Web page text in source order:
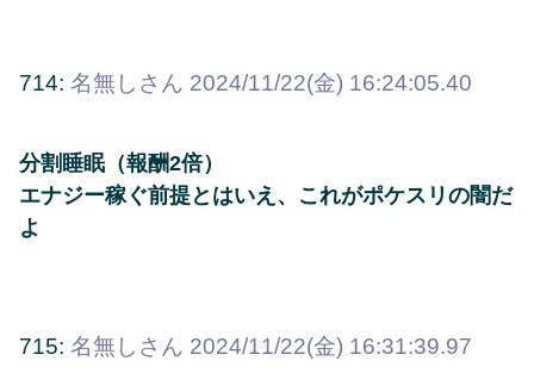
714: 名無しさん 2024/11/22(金) 16:24:05.40
分割睡眠（報酬2倍）
エナジー稼ぐ前提とはいえ、これがポケスリの闇だ
よ
715: 名無しさん 2024/11/22(金) 16:31:39.97